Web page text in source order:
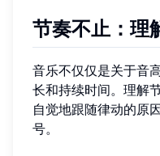
节奏不止：理
音乐不仅仅是关于音
长和持续时间。理解
自觉地跟随律动的原
号。